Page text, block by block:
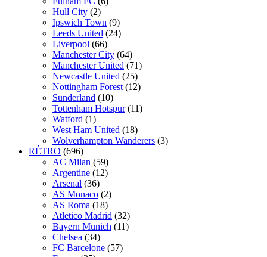
Hull City (2)
Ipswich Town (9)
Leeds United (24)
Liverpool (66)
Manchester City (64)
Manchester United (71)
Newcastle United (25)
Nottingham Forest (12)
Sunderland (10)
Tottenham Hotspur (11)
Watford (1)
West Ham United (18)
Wolverhampton Wanderers (3)
RÉTRO (696)
AC Milan (59)
Argentine (12)
Arsenal (36)
AS Monaco (2)
AS Roma (18)
Atletico Madrid (32)
Bayern Munich (11)
Chelsea (34)
FC Barcelone (57)